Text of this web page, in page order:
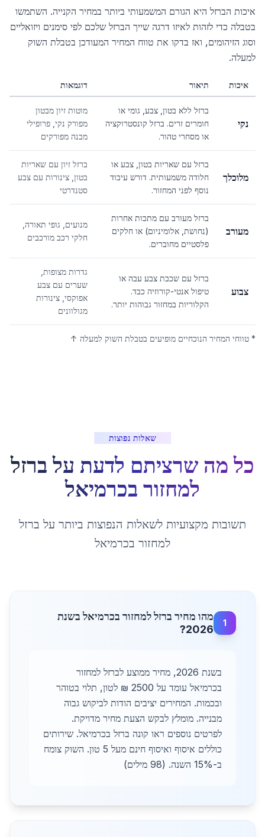
איכות הברזל היא הגורם המשמעותי ביותר במחיר הקנייה. השתמשו
בטבלה כדי לזהות לאיזו דרגה שייך הברזל שלכם לפי סימנים ויזואליים
וסוג הזיהומים, ואז בדקו את טווח המחיר המעודכן בטבלת השוק
למעלה.
איכות תיאור דוגמאות
נקי
ברזל ללא בטון, צבע, גומי או
חומרים זרים. ברזל קונסטרוקציה
או מסחרי טהור.
מוטות זיון מבטון
מפורק נקי, פרופילי
מבנה מפורקים
מלוכלך
ברזל עם שאריות בטון, צבע או
חלודה משמעותית. דורש עיבוד
נוסף לפני המחזור.
ברזל זיון עם שאריות
בטון, צינורות עם צבע
סטנדרטי
מעורב
ברזל מעורב עם מתכות אחרות
(נחושת, אלומיניום) או חלקים
פלסטיים מחוברים.
מנועים, גופי תאורה,
חלקי רכב מורכבים
צבוע
ברזל עם שכבת צבע עבה או
טיפול אנטי-קורוזיה כבד.
הקלוריות במחזור גבוהות יותר.
גדרות מצופות,
שערים עם צבע
אפוקסי, צינורות
מגולוונים
* טווחי המחיר הנוכחיים מופיעים בטבלת השוק למעלה ↑
שאלות נפוצות
כל מה שרציתם לדעת על ברזל
למחזור בכרמיאל
תשובות מקצועיות לשאלות הנפוצות ביותר על ברזל
למחזור בכרמיאל
1
מהו מחיר ברזל למחזור בכרמיאל בשנת
2026?
בשנת 2026, מחיר ממוצע לברזל למחזור
בכרמיאל עומד על 2500 ₪ לטון, תלוי בטוהר
ובכמות. המחירים יציבים הודות לביקוש גבוה
מבנייה. מומלץ לבקש הצעת מחיר מדויקת.
לפרטים נוספים ראו קונה ברזל בכרמיאל. שירותים
כוללים איסוף ואיסוף חינם מעל 5 טון. השוק צומח
ב-15% השנה. (98 מילים)